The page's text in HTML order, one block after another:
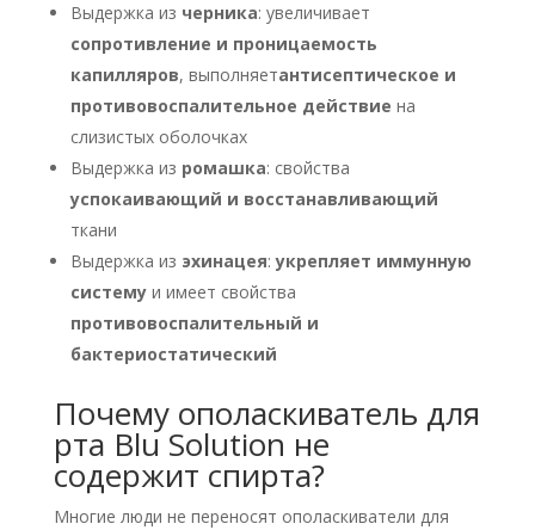
Выдержка из черника: увеличивает
сопротивление и проницаемость
капилляров, выполняетантисептическое и
противовоспалительное действие на
слизистых оболочках
Выдержка из ромашка: свойства
успокаивающий и восстанавливающий
ткани
Выдержка из эхинацея:укрепляет иммунную
систему и имеет свойства
противовоспалительный и
бактериостатический
Почему ополаскиватель для
рта Blu Solution не
содержит спирта?
Многие люди не переносят ополаскиватели для